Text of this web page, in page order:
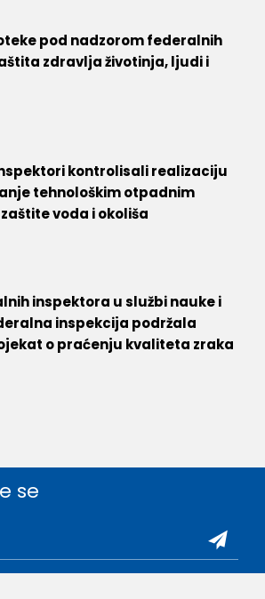
pod nadzorom federalnih
zdravlja životinja, ljudi i
kontrolisali realizaciju
tehnološkim otpadnim
voda i okoliša
inspektora u službi nauke i
inspekcija podržala
o praćenju kvaliteta zraka
se